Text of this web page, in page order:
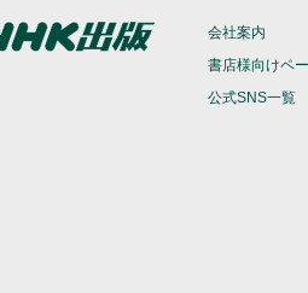
会社案内
書店様向けペ
公式SNS一覧